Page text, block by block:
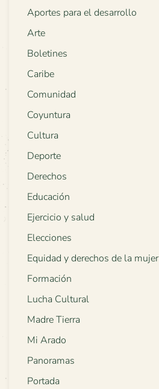
Aportes para el desarrollo
Arte
Boletines
Caribe
Comunidad
Coyuntura
Cultura
Deporte
Derechos
Educación
Ejercicio y salud
Elecciones
Equidad y derechos de la mujer
Formación
Lucha Cultural
Madre Tierra
Mi Arado
Panoramas
Portada